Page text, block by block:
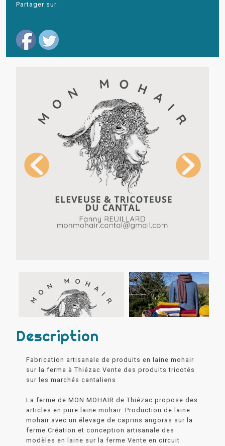
Partager sur
Description
Fabrication artisanale de produits en laine mohair
sur la ferme à Thiézac Vente des produits tricotés
sur les marchés cantaliens
La ferme de MON MOHAIR de Thiézac propose des
articles en pure laine mohair. Production de laine
mohair avec un élevage de caprins angoras sur la
ferme Création et conception artisanale des
modèles en laine sur la ferme Vente en circuit